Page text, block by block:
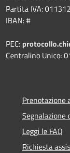
Partita IVA:
IBAN: #
PEC:
Centralino Unico:
Prenotazione
Segnalazione
Leggi le FAQ
Richiesta